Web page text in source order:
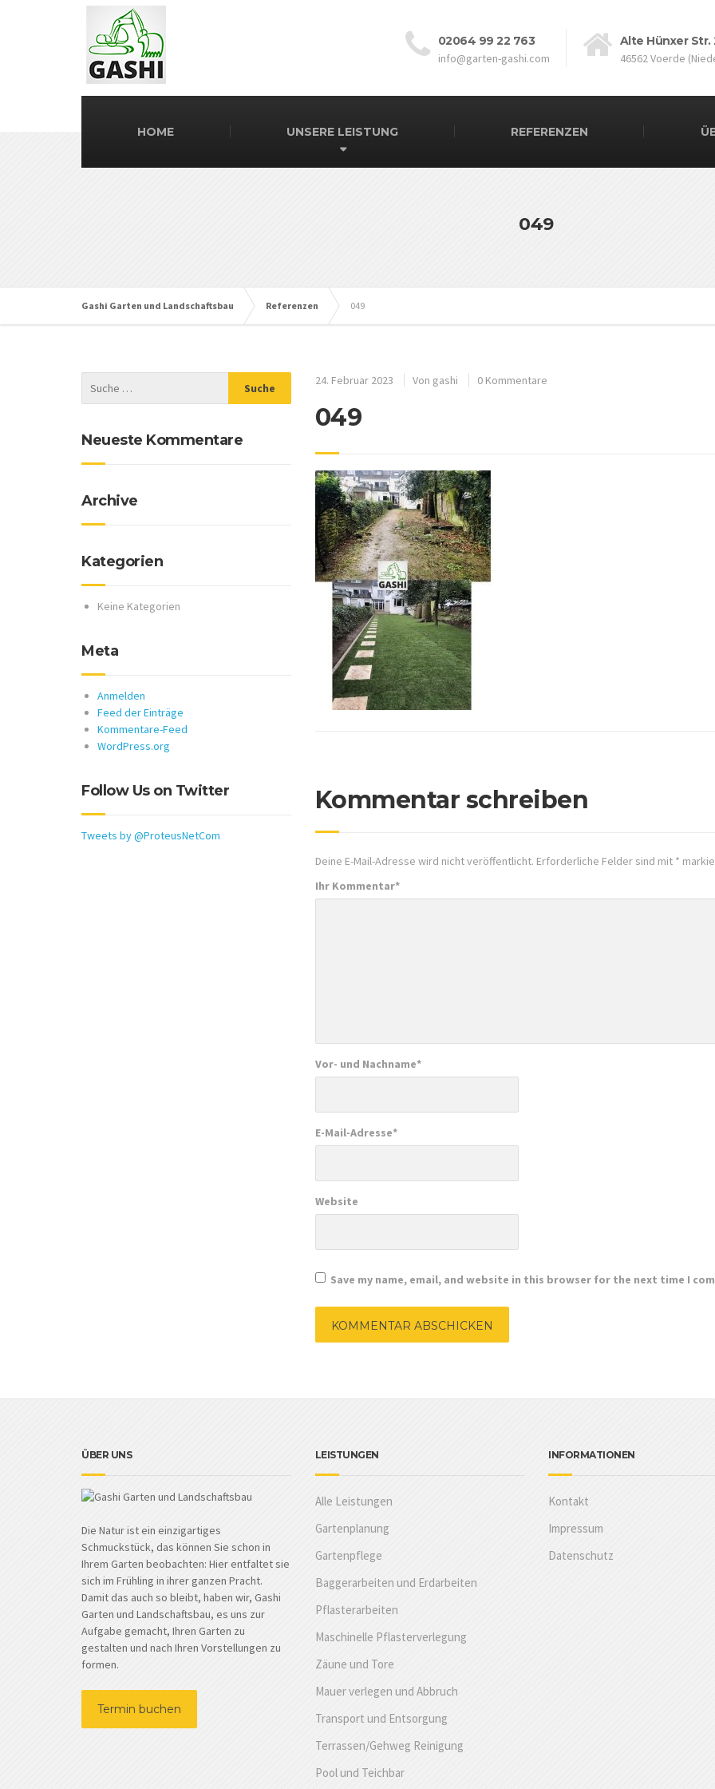
02064 99 22 763
info@garten-gashi.com
Alte Hünxer Str.
46562 Voerde
HOME UNSERE LEISTUNG REFERENZEN
049
Gashi Garten und Landschaftsbau Referenzen 049
24. Februar 2023 Von gashi 0 Kommentare
049
Kommentar schreiben
Deine E-Mail-Adresse wird nicht veröffentlicht. Erforderliche Felder sind mit *
Ihr Kommentar*
Vor- und Nachname*
E-Mail-Adresse*
Website
Save my name, email, and website in this browser for the next time I
Neueste Kommentare
Archive
Kategorien
Keine Kategorien
Meta
Anmelden
Feed der Einträge
Kommentare-Feed
WordPress.org
Follow Us on Twitter
Tweets by @ProteusNetCom
ÜBER UNS
Die Natur ist ein einzigartiges
Schmuckstück, das können Sie schon in
Ihrem Garten beobachten: Hier entfaltet sie
sich im Frühling in ihrer ganzen Pracht.
Damit das auch so bleibt, haben wir, Gashi
Garten und Landschaftsbau, es uns zur
Aufgabe gemacht, Ihren Garten zu
gestalten und nach Ihren Vorstellungen zu
formen.
Termin buchen
LEISTUNGEN
Alle Leistungen
Gartenplanung
Gartenpflege
Baggerarbeiten und Erdarbeiten
Pflasterarbeiten
Maschinelle Pflasterverlegung
Zäune und Tore
Mauer verlegen und Abbruch
Transport und Entsorgung
Terrassen/Gehweg Reinigung
Pool und Teichbar
INFORMATIONEN
Kontakt
Impressum
Datenschutz